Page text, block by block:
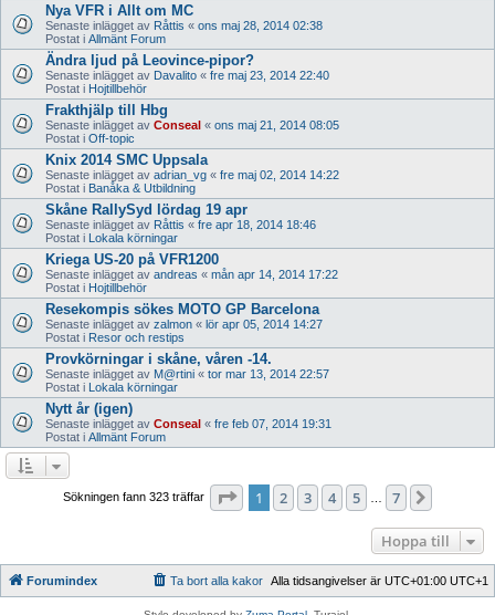
Nya VFR i Allt om MC
Senaste inlägget av Råttis « ons maj 28, 2014 02:38
Postat i Allmänt Forum
Ändra ljud på Leovince-pipor?
Senaste inlägget av Davalito « fre maj 23, 2014 22:40
Postat i Hojtillbehör
Frakthjälp till Hbg
Senaste inlägget av Conseal « ons maj 21, 2014 08:05
Postat i Off-topic
Knix 2014 SMC Uppsala
Senaste inlägget av adrian_vg « fre maj 02, 2014 14:22
Postat i Banåka & Utbildning
Skåne RallySyd lördag 19 apr
Senaste inlägget av Råttis « fre apr 18, 2014 18:46
Postat i Lokala körningar
Kriega US-20 på VFR1200
Senaste inlägget av andreas « mån apr 14, 2014 17:22
Postat i Hojtillbehör
Resekompis sökes MOTO GP Barcelona
Senaste inlägget av zalmon « lör apr 05, 2014 14:27
Postat i Resor och restips
Provkörningar i skåne, våren -14.
Senaste inlägget av M@rtini « tor mar 13, 2014 22:57
Postat i Lokala körningar
Nytt år (igen)
Senaste inlägget av Conseal « fre feb 07, 2014 19:31
Postat i Allmänt Forum
Sökningen fann 323 träffar Sida av 7
1 2 3 4 5 7
Hoppa till
Forumindex Alla tidsangivelser är UTC+01:00 UTC+1
Ta bort alla kakor